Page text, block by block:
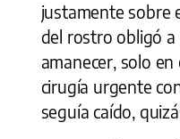
justamente sobre
del rostro obligó a
amanecer, solo
cirugía urgente
seguía caído,